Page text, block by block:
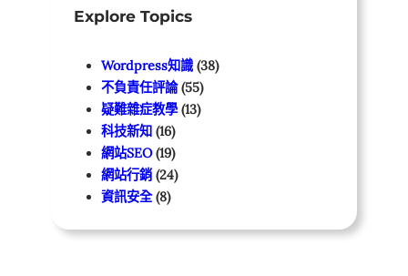
Explore Topics
Wordpress知識 (38)
不負責任評論(55)
疑難雜症教學 (13)
科技新知 (16)
網站SEO(19)
網站行銷 (24)
資訊安全(8)